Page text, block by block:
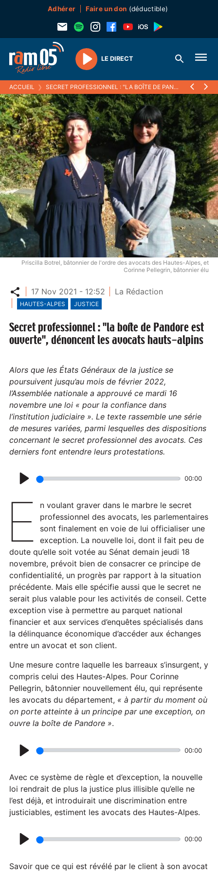
Adhérer Faire un don (déductible)
Play
LE DIRECT
ACCUEIL ❯ SECRET PROFESSIONNEL : "LA BOÎTE DE PANDORE EST OUVERTE", DÉNONCENT LES AVOCATS HAUTS-ALPINS
Priscilla Botrel, bâtonnier de l'ordre des avocats des Hautes-Alpes, et
Corinne Pellegrin, bâtonnier élu
Partager
17 Nov 2021 - 12:52 La Rédaction
HAUTES-ALPES JUSTICE
Secret professionnel : "la boîte de Pandore est
ouverte", dénoncent les avocats hauts-alpins
Alors que les États Généraux de la justice se
poursuivent jusqu’au mois de février 2022,
l’Assemblée nationale a approuvé ce mardi 16
novembre une loi « pour la confiance dans
l’institution judiciaire ». Le texte rassemble une série
de mesures variées, parmi lesquelles des dispositions
concernant le secret professionnel des avocats. Ces
derniers font entendre leurs protestations.
l
00:00
E
n voulant graver dans le marbre le secret
professionnel des avocats, les parlementaires
sont finalement en voie de lui officialiser une
exception. La nouvelle loi, dont il fait peu de
doute qu’elle soit votée au Sénat demain jeudi 18
novembre, prévoit bien de consacrer ce principe de
confidentialité, un progrès par rapport à la situation
précédente. Mais elle spécifie aussi que le secret ne
serait plus valable pour les activités de conseil. Cette
exception vise à permettre au parquet national
financier et aux services d’enquêtes spécialisés dans
la délinquance économique d’accéder aux échanges
entre un avocat et son client.
Une mesure contre laquelle les barreaux s’insurgent, y
compris celui des Hautes-Alpes. Pour Corinne
Pellegrin, bâtonnier nouvellement élu, qui représente
les avocats du département, « à partir du moment où
on porte atteinte à un principe par une exception, on
ouvre la boîte de Pandore ».
l
a
y
00:00
Avec ce système de règle et d’exception, la nouvelle
loi rendrait de plus la justice plus illisible qu’elle ne
l’est déjà, et introduirait une discrimination entre
justiciables, estiment les avocats des Hautes-Alpes.
l
00:00
Savoir que ce qui est révélé par le client à son avocat